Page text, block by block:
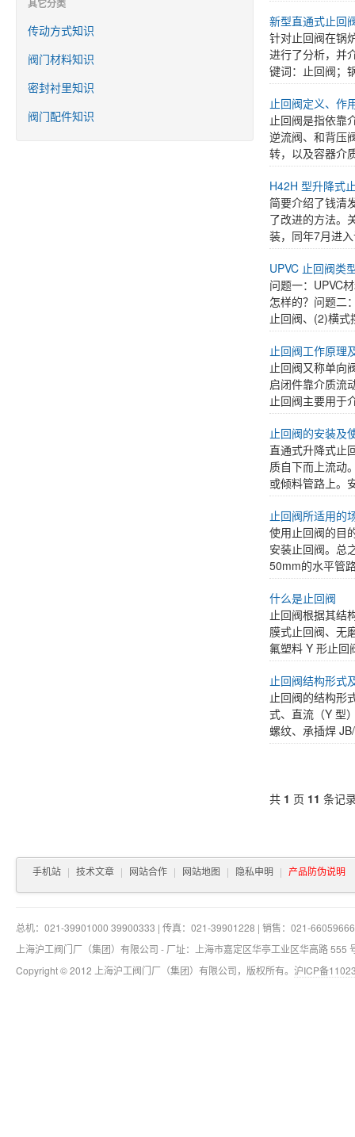
其它分类
传动方式知识
阀门材料知识
密封衬里知识
阀门配件知识
新型直通式止回
针对止回阀在锅
进行了分析，并
键词：止回阀；
止回阀定义、作
止回阀是指依靠
逆流阀、和背压
转，以及容器介
H42H 型升降式
简要介绍了钱清
了改进的方法。
装，同年7月进
UPVC 止回阀类
问题一：UPVC
怎样的？问题二
止回阀、(2)横
止回阀工作原理
止回阀又称单向
启闭件靠介质流
止回阀主要用于
止回阀的安装及
直通式升降式止
质自下而上流动
或倾料管路上。
止回阀所适用的
使用止回阀的目
安装止回阀。总
50mm的水平管
什么是止回阀
止回阀根据其结
膜式止回阀、无
氟塑料 Y 形止回
止回阀结构形式
止回阀的结构形
式、直流（Y 型
螺纹、承插焊
共 1 页 11 条记
手机站 | 技术文章 | 网站合作 | 网站地图 | 隐私申明 | 产品防伪说明
总机：021-39901000 39900333 | 传真：021-39901228 | 销售：021-
上海沪工阀门厂（集团）有限公司 - 厂址：上海市嘉定区华亭工业区华高路 555
Copyright © 2012 上海沪工阀门厂（集团）有限公司，版权所有。 沪ICP备